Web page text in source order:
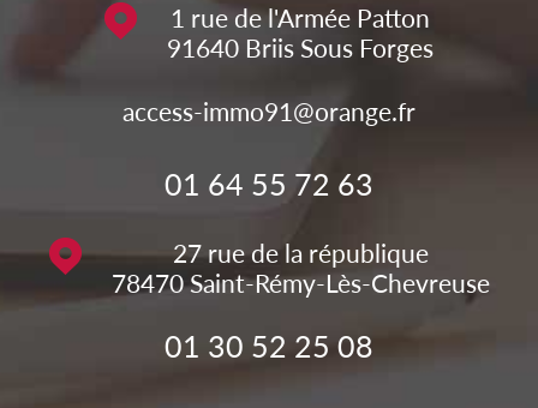
1 rue de l'Armée Patton
91640 Briis Sous Forges
access-immo91@orange.fr
01 64 55 72 63
27 rue de la république
78470 Saint-Rémy-Lès-Chevreuse
01 30 52 25 08